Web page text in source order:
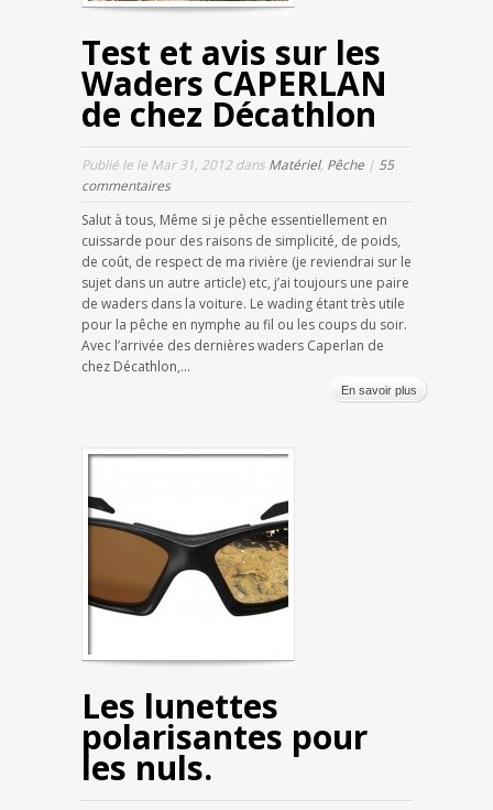
Test et avis sur les
Waders CAPERLAN
de chez Décathlon
Publié le le Mar 31, 2012 dans Matériel, Pêche | 55
commentaires
Salut à tous, Même si je pêche essentiellement en
cuissarde pour des raisons de simplicité, de poids,
de coût, de respect de ma rivière (je reviendrai sur le
sujet dans un autre article) etc, j’ai toujours une paire
de waders dans la voiture. Le wading étant très utile
pour la pêche en nymphe au fil ou les coups du soir.
Avec l’arrivée des dernières waders Caperlan de
chez Décathlon,...
En savoir plus
Les lunettes
polarisantes pour
les nuls.